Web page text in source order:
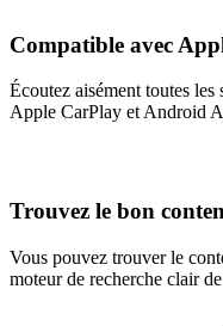
Compatible avec
Écoutez aisément toutes
Apple CarPlay et Android
Trouvez le bon
Vous pouvez trouver le
moteur de recherche clair